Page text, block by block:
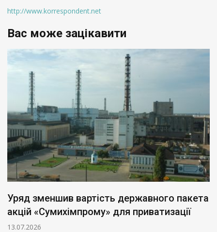
http://www.korrespondent.net
Вас може зацікавити
Уряд зменшив вартість державного пакета
акцій «Сумихімпрому» для приватизації
13.07.2026